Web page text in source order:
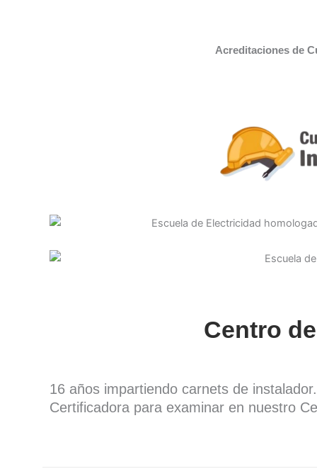
Acreditaciones de
Centro
16 años impartiendo carnets de
Certificadora para examinar en nuestro